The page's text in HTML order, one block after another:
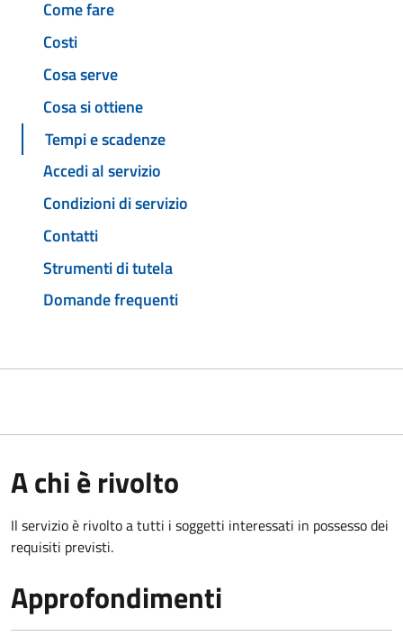
Come fare
Costi
Cosa serve
Cosa si ottiene
Tempi e scadenze
Accedi al servizio
Condizioni di servizio
Contatti
Strumenti di tutela
Domande frequenti
A chi è rivolto
Il servizio è rivolto a tutti i soggetti interessati in possesso dei
requisiti previsti.
Approfondimenti